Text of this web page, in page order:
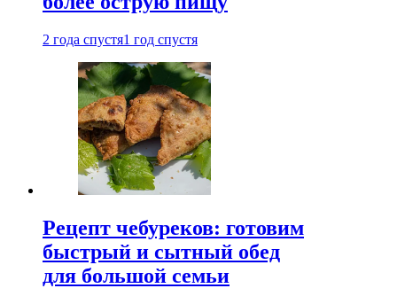
2 года спустя1 год спустя
Рецепт чебуреков: готовим
быстрый и сытный обед
для большой семьи